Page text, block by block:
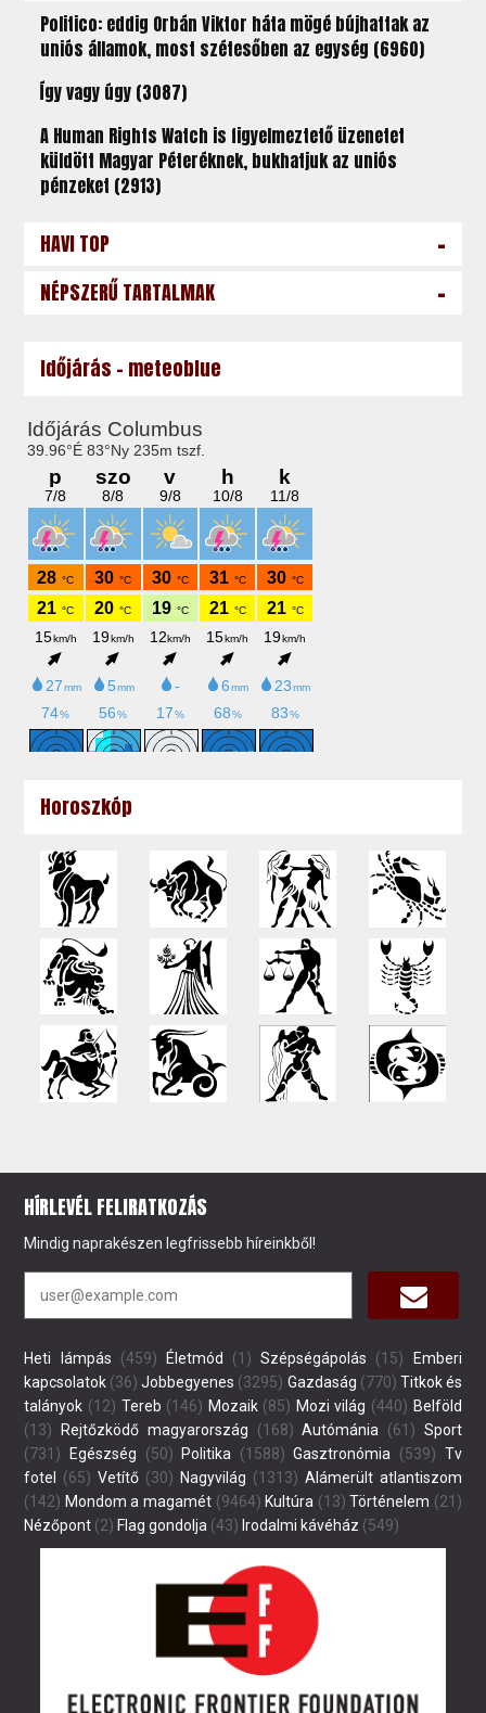
Politico: eddig Orbán Viktor háta mögé bújhattak az
uniós államok, most szétesőben az egység (6960)
Így vagy úgy (3087)
A Human Rights Watch is figyelmeztető üzenetet
küldött Magyar Péteréknek, bukhatjuk az uniós
pénzeket (2913)
HAVI TOP -
NÉPSZERŰ TARTALMAK -
Időjárás - meteoblue
Horoszkóp
HÍRLEVÉL FELIRATKOZÁS
Mindig naprakészen legfrissebb híreinkből!
Heti lámpás (459) Életmód (1) Szépségápolás (15)
Emberi
kapcsolatok (36) Jobbegyenes (3295) Gazdaság (770) Titkok és
talányok (12) Tereb (146) Mozaik(85) Mozi világ (440) Belföld
(13)
Rejtőzködő magyarország (168) Autómánia (61) Sport
(731)
Egészség (50) Politika (1588) Gasztronómia (539) Tv
fotel
(65) Vetítő (30) Nagyvilág (1313) Alámerült atlantiszom
(142) Mondom a magamét(9464) Kultúra (13) Történelem (21)
Nézőpont (2) Flag gondolja (43) Irodalmi kávéház (549)